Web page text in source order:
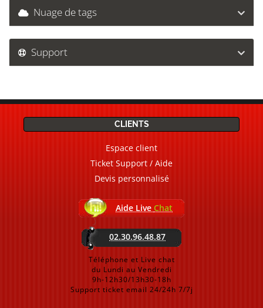
Nuage de tags
Support
CLIENTS
Espace client
Ticket Support / Aide
Devis personnalisé
Aide Live Chat
02.30.96.48.87
Téléphone et Live chat
du Lundi au Vendredi
9h-12h30/13h30-18h
Support ticket email 24/24h 7/7j